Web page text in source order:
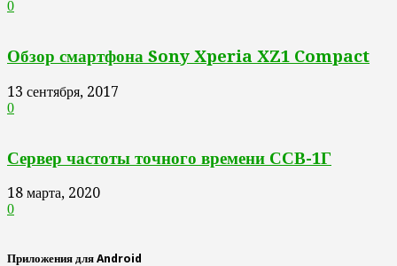
0
Обзор смартфона Sony Xperia XZ1 Compact
13 сентября, 2017
0
Сервер частоты точного времени ССВ-1Г
18 марта, 2020
0
Приложения для Android